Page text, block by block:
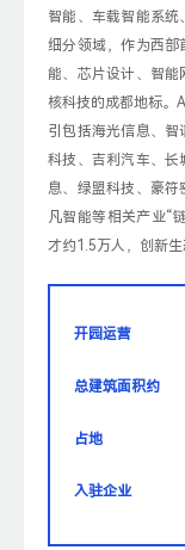
智能、车载智能系
细分领域，作为西部
能、芯片设计、智能
核科技的成都地标。
引包括海光信息、
科技、吉利汽车、长
息、绿盟科技、豪
凡智能等相关产业“
才约1.5万人，创新生
开园运营
总建筑面积约
占地
入驻企业